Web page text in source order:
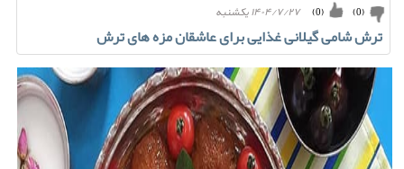
۱۴۰۴/۷/۲۷ يكشنبه (
0
) (
0
)
ترش شامی گیلانی غذایی برای عاشقان مزه های ترش